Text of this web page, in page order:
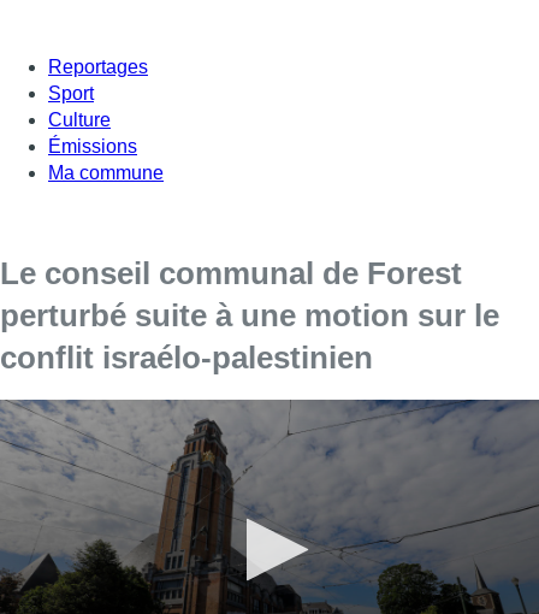
Reportages
Sport
Culture
Émissions
Ma commune
Le conseil communal de Forest
perturbé suite à une motion sur le
conflit israélo-palestinien